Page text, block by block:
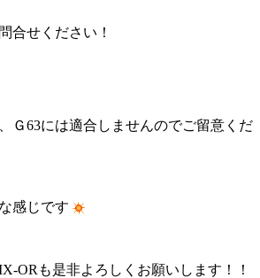
合せください！
Ｇ63には適合しませんのでご留意くだ
感じです
ORも是非よろしくお願いします！！